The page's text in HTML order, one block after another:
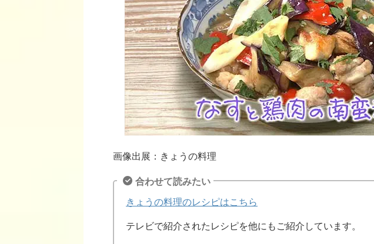
画像出展：きょうの料理
合わせて読みたい
きょうの料理のレシピはこちら
テレビで紹介されたレシピを他にもご紹介しています。